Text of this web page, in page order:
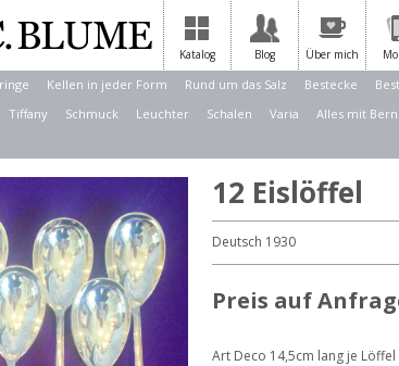
Katalog Blog Über mich
Kellen in jeder Form Rund um das Salz Bestecke
Tiffany Schmuck Leuchter Schalen Varia Alles mit
12 Eislöffel
Deutsch 1930
Preis auf
Art Deco 14,5cm lang je